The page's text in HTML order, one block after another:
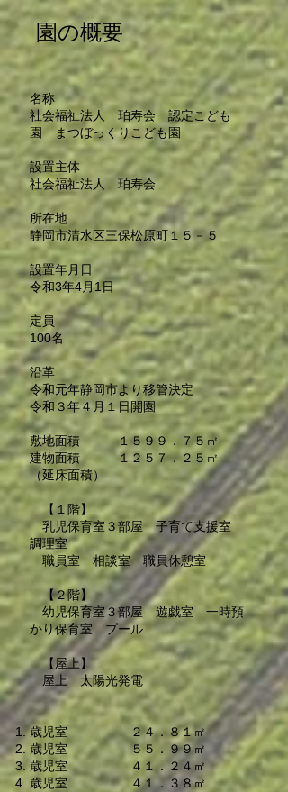
​園の概要
名称
社会福祉法人 珀寿会 認定こども
園 まつぼっくりこども園
設置主体
社会福祉法人 珀寿会
所在地
静岡市清水区三保松原町１５－５
設置年月日
令和3年4月1日
定員
100名
沿革
​令和元年静岡市より移管決定
​令和３年４月１日開園
敷地面積 １５９９．７５㎡
建物面積 １２５７．２５㎡
（延床面積）
【１階】
乳児保育室３部屋 子育て支援室
調理室
職員室 相談室 職員休憩室
【２階】
幼児保育室３部屋 遊戯室 一時預
かり保育室 プール
【屋上】
屋上 太陽光発電
歳児室 ２４．８１㎡
歳児室 ５５．９９㎡
歳児室 ４１．２４㎡
歳児室 ４１．３８㎡